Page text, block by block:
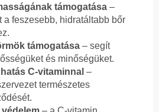
támogatása –
a feszesebb, hidratáltabb bőr
támogatása – segít
és minőségüket.
C-vitaminnal –
természetes